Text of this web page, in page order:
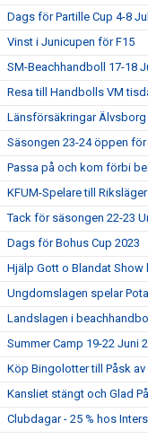
Dags för Partille Cup 4-8
Vinst i Junicupen för F15
SM-Beachhandboll 17-18
Resa till Handbolls VM
Länsförsäkringar
Säsongen 23-24 öppen
Passa på och kom förbi
KFUM-Spelare till
Tack för säsongen 22-23
Dags för Bohus Cup 2023
Hjälp Gott o Blandat Show
Ungdomslagen spelar
Landslagen i
Summer Camp 19-22 Juni
Köp Bingolotter till Påsk av
Kansliet stängt och Glad
Clubdagar - 25 % hos